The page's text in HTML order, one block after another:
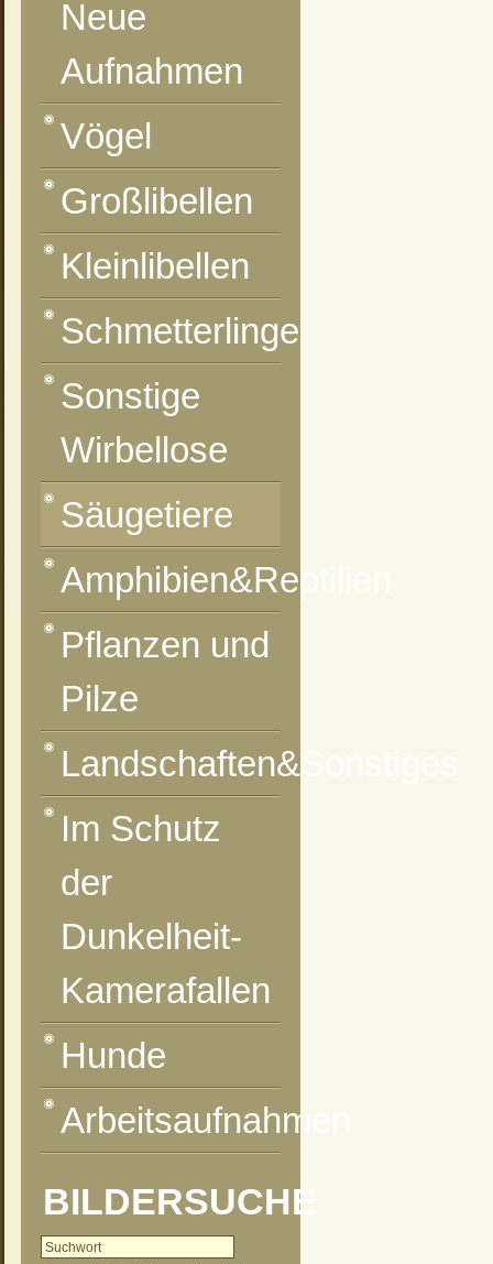
vorheriges Foto
zur Kategorie-Übersicht
Neue
Aufnahmen
Vögel
Großlibellen
Kleinlibellen
Schmetterlinge
Sonstige
Wirbellose
Säugetiere
Amphibien&Reptilien
Pflanzen und
Pilze
Landschaften&Sonstiges
Im Schutz
der
Dunkelheit-
Kamerafallen
Hunde
Arbeitsaufnahmen
BILDERSUCHE